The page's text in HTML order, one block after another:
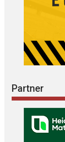
Partner